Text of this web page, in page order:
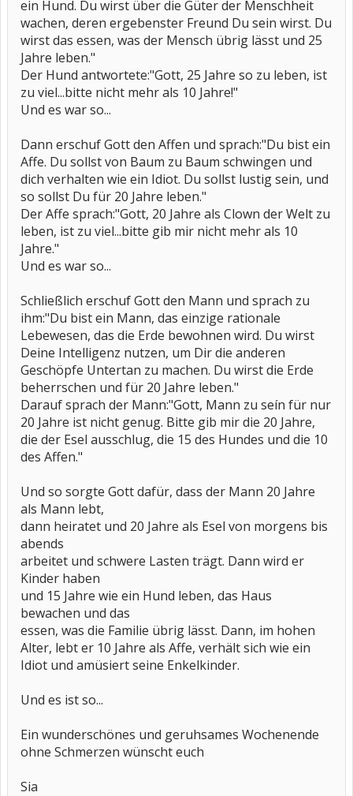
ein Hund. Du wirst über die Güter der Menschheit
wachen, deren ergebenster Freund Du sein wirst. Du
wirst das essen, was der Mensch übrig lässt und 25
Jahre leben."
Der Hund antwortete:"Gott, 25 Jahre so zu leben, ist
zu viel...bitte nicht mehr als 10 Jahre!"
Und es war so...
Dann erschuf Gott den Affen und sprach:"Du bist ein
Affe. Du sollst von Baum zu Baum schwingen und
dich verhalten wie ein Idiot. Du sollst lustig sein, und
so sollst Du für 20 Jahre leben."
Der Affe sprach:"Gott, 20 Jahre als Clown der Welt zu
leben, ist zu viel...bitte gib mir nicht mehr als 10
Jahre."
Und es war so...
Schließlich erschuf Gott den Mann und sprach zu
ihm:"Du bist ein Mann, das einzige rationale
Lebewesen, das die Erde bewohnen wird. Du wirst
Deine Intelligenz nutzen, um Dir die anderen
Geschöpfe Untertan zu machen. Du wirst die Erde
beherrschen und für 20 Jahre leben."
Darauf sprach der Mann:"Gott, Mann zu seín für nur
20 Jahre ist nicht genug. Bitte gib mir die 20 Jahre,
die der Esel ausschlug, die 15 des Hundes und die 10
des Affen."
Und so sorgte Gott dafür, dass der Mann 20 Jahre
als Mann lebt,
dann heiratet und 20 Jahre als Esel von morgens bis
abends
arbeitet und schwere Lasten trägt. Dann wird er
Kinder haben
und 15 Jahre wie ein Hund leben, das Haus
bewachen und das
essen, was die Familie übrig lässt. Dann, im hohen
Alter, lebt er 10 Jahre als Affe, verhält sich wie ein
Idiot und amüsiert seine Enkelkinder.
Und es ist so...
Ein wunderschönes und geruhsames Wochenende
ohne Schmerzen wünscht euch
Sia